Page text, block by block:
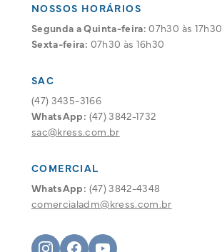
NOSSOS HORÁRIOS
Segunda a Quinta-feira: 07h30 às 17h30
Sexta-feira: 07h30 às 16h30
SAC
(47) 3435-3166
WhatsApp: (47) 3842-1732
sac@kress.com.br
COMERCIAL
WhatsApp: (47) 3842-4348
comercialadm@kress.com.br